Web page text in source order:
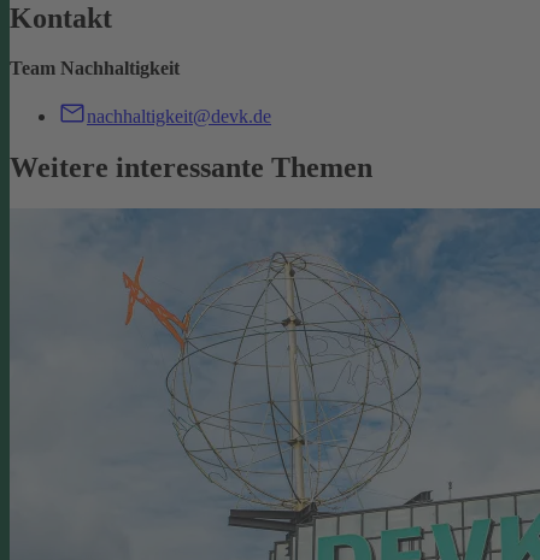
Kontakt
Team Nachhaltigkeit
nachhaltigkeit@devk.de
Weitere interessante Themen